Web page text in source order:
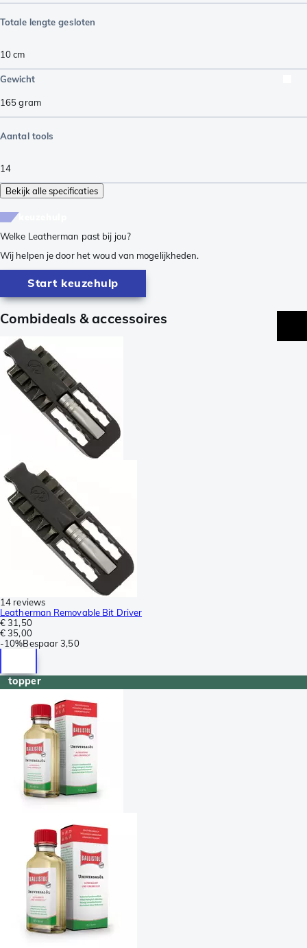
Totale lengte gesloten
10cm
Gewicht
165gram
Aantal tools
14
Bekijk alle specificaties
Welke Leatherman past bij jou?
Wij helpen je door het woud van mogelijkheden.
Start keuzehulp
Combideals & accessoires
14 reviews
Leatherman Removable Bit Driver
€ 31,50
€ 35,00
-10%Bespaar 3,50
topper